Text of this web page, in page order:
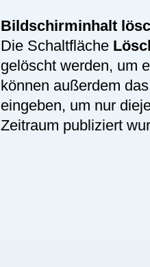
Bildschirminhalt
Die Schaltfläche
gelöscht werden, um
können außerdem
eingeben, um nur
Zeitraum publiziert